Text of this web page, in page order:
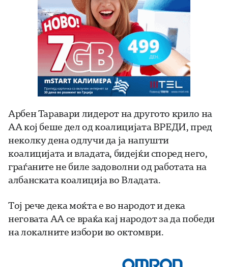
Арбен Таравари лидерот на другото крило на
АА кој беше дел од коалицијата ВРЕДИ, пред
неколку дена одлучи да ја напушти
коалицијата и владата, бидејќи според него,
граѓаните не биле задоволни од работата на
албанската коалиција во Владата.
Тој рече дека моќта е во народот и дека
неговата АА се враќа кај народот за да победи
на локалните избори во октомври.